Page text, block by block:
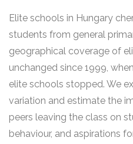
Elite schools in Hungary
students from general
geographical coverage of
unchanged since 1999,
elite schools stopped. We
variation and estimate the
peers leaving the class on
behaviour, and aspirations